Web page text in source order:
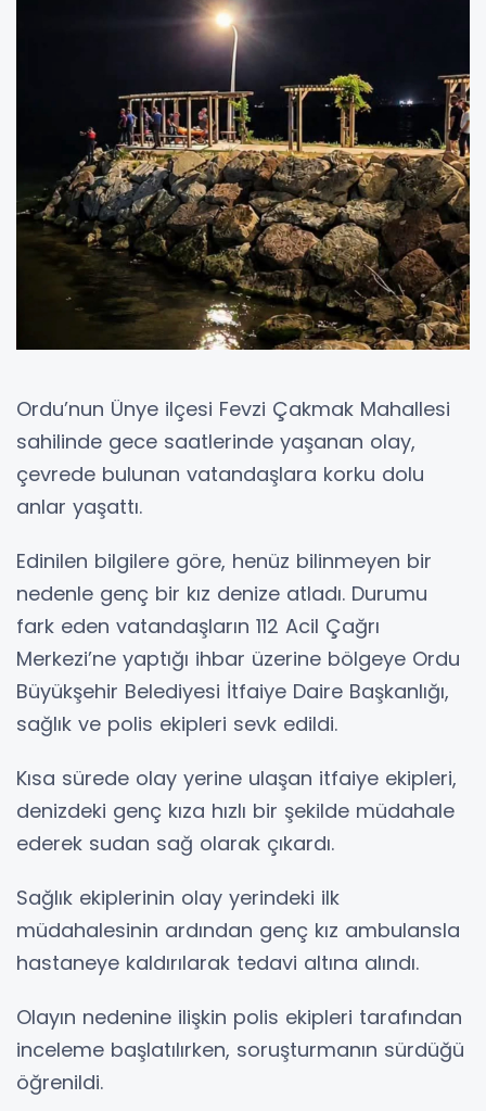
Ordu’nun Ünye ilçesi Fevzi Çakmak Mahallesi
sahilinde gece saatlerinde yaşanan olay,
çevrede bulunan vatandaşlara korku dolu
anlar yaşattı.
Edinilen bilgilere göre, henüz bilinmeyen bir
nedenle genç bir kız denize atladı. Durumu
fark eden vatandaşların 112 Acil Çağrı
Merkezi’ne yaptığı ihbar üzerine bölgeye Ordu
Büyükşehir Belediyesi İtfaiye Daire Başkanlığı,
sağlık ve polis ekipleri sevk edildi.
Kısa sürede olay yerine ulaşan itfaiye ekipleri,
denizdeki genç kıza hızlı bir şekilde müdahale
ederek sudan sağ olarak çıkardı.
Sağlık ekiplerinin olay yerindeki ilk
müdahalesinin ardından genç kız ambulansla
hastaneye kaldırılarak tedavi altına alındı.
Olayın nedenine ilişkin polis ekipleri tarafından
inceleme başlatılırken, soruşturmanın sürdüğü
öğrenildi.